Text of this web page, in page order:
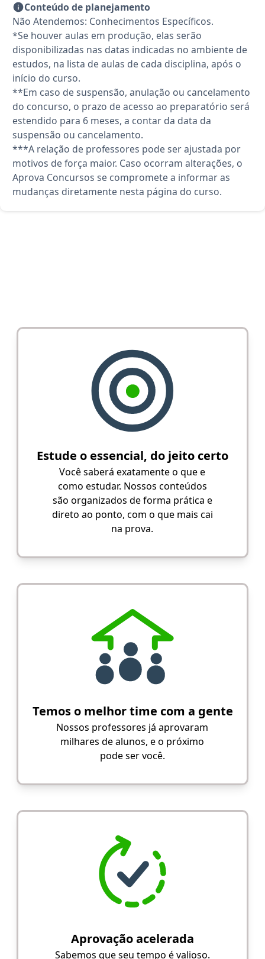
Conteúdo de planejamento
Não Atendemos: Conhecimentos Específicos.
*Se houver aulas em produção, elas serão
disponibilizadas nas datas indicadas no ambiente de
estudos, na lista de aulas de cada disciplina, após o
início do curso.
**Em caso de suspensão, anulação ou cancelamento
do concurso, o prazo de acesso ao preparatório será
estendido para 6 meses, a contar da data da
suspensão ou cancelamento.
***A relação de professores pode ser ajustada por
motivos de força maior. Caso ocorram alterações, o
Aprova Concursos se compromete a informar as
mudanças diretamente nesta página do curso.
Estude o essencial, do jeito certo
Você saberá exatamente o que e
como estudar. Nossos conteúdos
são organizados de forma prática e
direto ao ponto, com o que mais cai
na prova.
Temos o melhor time com a gente
Nossos professores já aprovaram
milhares de alunos, e o próximo
pode ser você.
Aprovação acelerada
Sabemos que seu tempo é valioso.